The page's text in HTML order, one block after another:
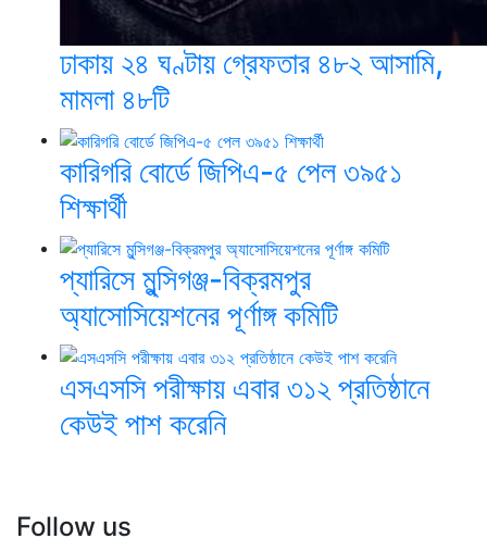
ঢাকায় ২৪ ঘণ্টায় গ্রেফতার ৪৮২ আসামি,
মামলা ৪৮টি
কারিগরি বোর্ডে জিপিএ-৫ পেল ৩৯৫১
শিক্ষার্থী
প্যারিসে মুন্সিগঞ্জ-বিক্রমপুর
অ্যাসোসিয়েশনের পূর্ণাঙ্গ কমিটি
এসএসসি পরীক্ষায় এবার ৩১২ প্রতিষ্ঠানে
কেউই পাশ করেনি
Follow us